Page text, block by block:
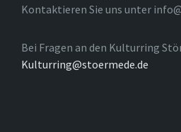
Kontaktieren Sie uns unter
Bei Fragen an den Kulturring
Kulturring@stoermede.de